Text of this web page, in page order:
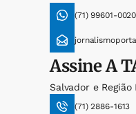
(71) 99601-0020
AssineA
Salvador e
(71) 2886-1613